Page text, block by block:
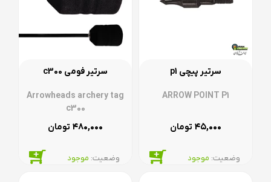
سرتیر پیچی p1
ARROW POINT P1
۴۵,۰۰۰ تومان
وضعیت:‌ موجود
سرتیر فومی c300
Arrowheads archery tag
c300
۴۸۰,۰۰۰ تومان
وضعیت:‌ موجود